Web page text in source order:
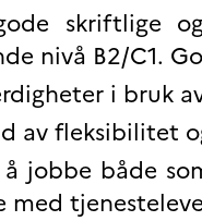
Research
skriftlige
nivå B2/C1.
i bruk
av fleksibilitet
jobbe både
med